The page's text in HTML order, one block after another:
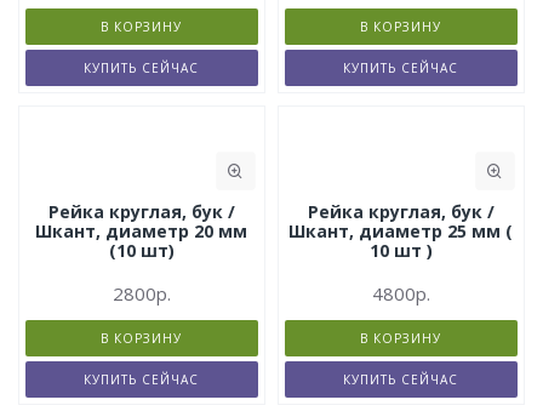
В КОРЗИНУ
КУПИТЬ СЕЙЧАС
В КОРЗИНУ
КУПИТЬ СЕЙЧАС
Рейка круглая, бук /
Шкант, диаметр 20 мм
(10 шт)
2800р.
В КОРЗИНУ
КУПИТЬ СЕЙЧАС
Рейка круглая, бук /
Шкант, диаметр 25 мм (
10 шт )
4800р.
В КОРЗИНУ
КУПИТЬ СЕЙЧАС